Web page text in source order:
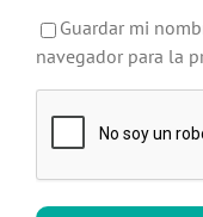
Guardar mi
navegador para la